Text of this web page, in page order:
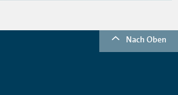
Nach Oben